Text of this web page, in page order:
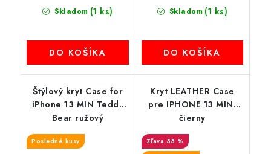
Skladom (1 ks)
DO KOŠÍKA
Skladom (1 ks)
DO KOŠÍKA
Štýlový kryt Case for
iPhone 13 MIN Teddy
Bear ružový
Posledné kusy
Kryt LEATHER Case
pre IPHONE 13 MINI
čierny
33 %